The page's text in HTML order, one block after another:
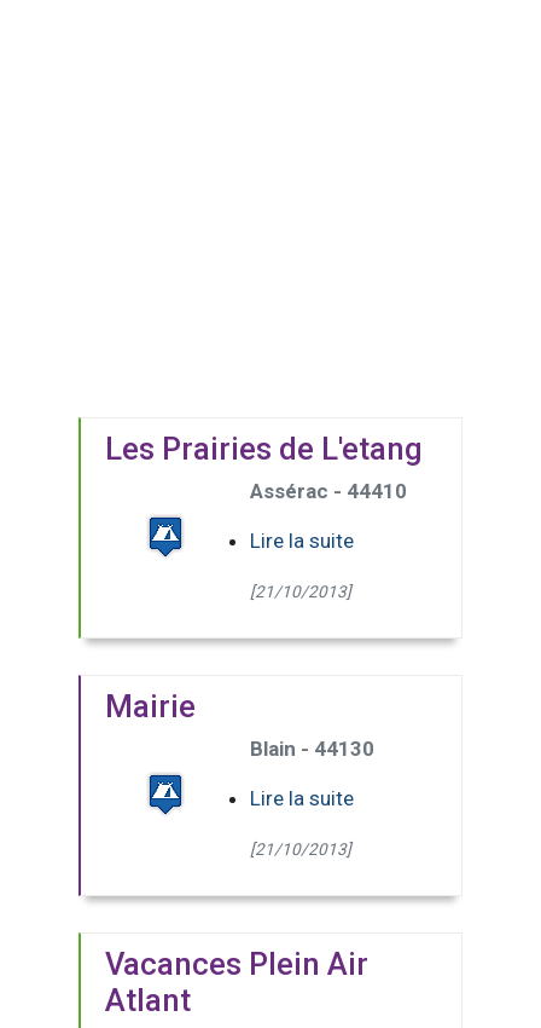
Les Prairies de L'etang
Assérac - 44410
Lire la suite
[21/10/2013]
Mairie
Blain - 44130
Lire la suite
[21/10/2013]
Vacances Plein Air
Atlant